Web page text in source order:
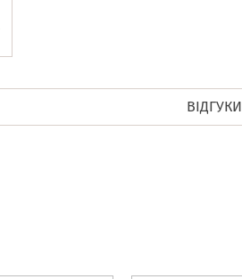
ВІДГУКИ